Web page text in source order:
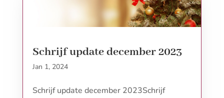
Schrijf update december 2023
Jan 1, 2024
Schrijf update december 2023Schrijf